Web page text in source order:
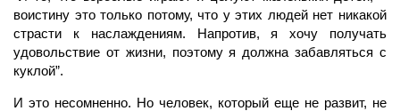
воистину это только потому, что у этих людей нет никакой
страсти к наслаждениям. Напротив, я хочу получать
удовольствие от жизни, поэтому я должна забавляться с
куклой”.
И это несомненно. Но человек, который еще не развит, не